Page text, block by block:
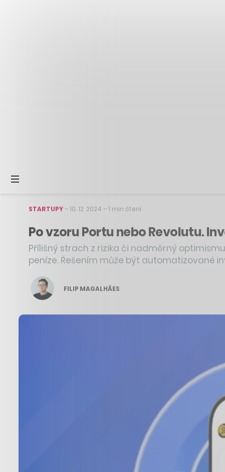
STARTUPY–10. 12. 2024 –1 min čtení
Po vzoru Portu nebo Revolutu.
Přílišný strach z rizika či nadměrný
peníze. Řešením může být automatizované
FILIP MAGALHÃES